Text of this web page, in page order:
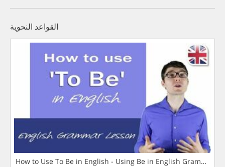
القواعد النحوية
How to Use To Be in English - Using Be in English Grammar